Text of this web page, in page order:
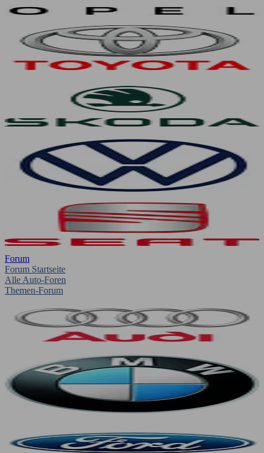
Forum
Forum Startseite
Alle Auto-Foren
Themen-Forum